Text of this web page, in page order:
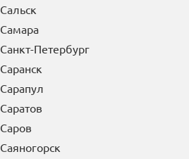
Сальск
Самара
Санкт-Петербург
Саранск
Сарапул
Саратов
Саров
Саяногорск